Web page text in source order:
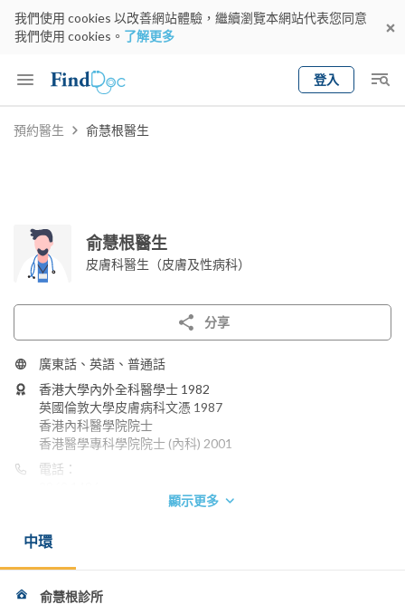
我們使用 cookies 以改善網站體驗，繼續瀏覽本網站代表您同意
我們使用 cookies。 了解更多
登入
Keyword
預約醫生 俞慧根醫生
俞慧根醫生
皮膚科醫生（皮膚及性病科）
分享
廣東話、英語、普通話
香港大學內外全科醫學士 1982
英國倫敦大學皮膚病科文憑 1987
香港內科醫學院院士
香港醫學專科學院院士 (內科) 2001
電話：
聖保祿醫院
顯示更多
中環
俞慧根診所